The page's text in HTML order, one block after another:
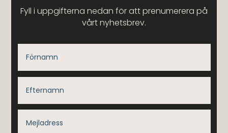
Fyll i uppgifterna nedan för att prenumerera på
vårt nyhetsbrev.